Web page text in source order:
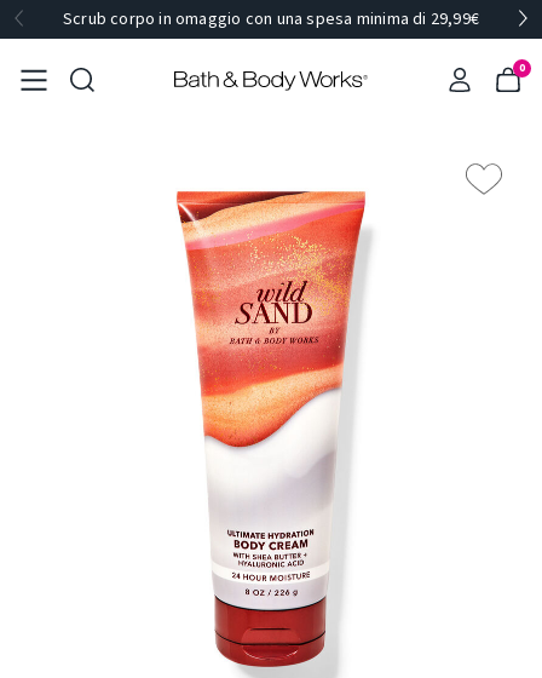
Scrub corpo in omaggio con una spesa minima di 29,99€
0